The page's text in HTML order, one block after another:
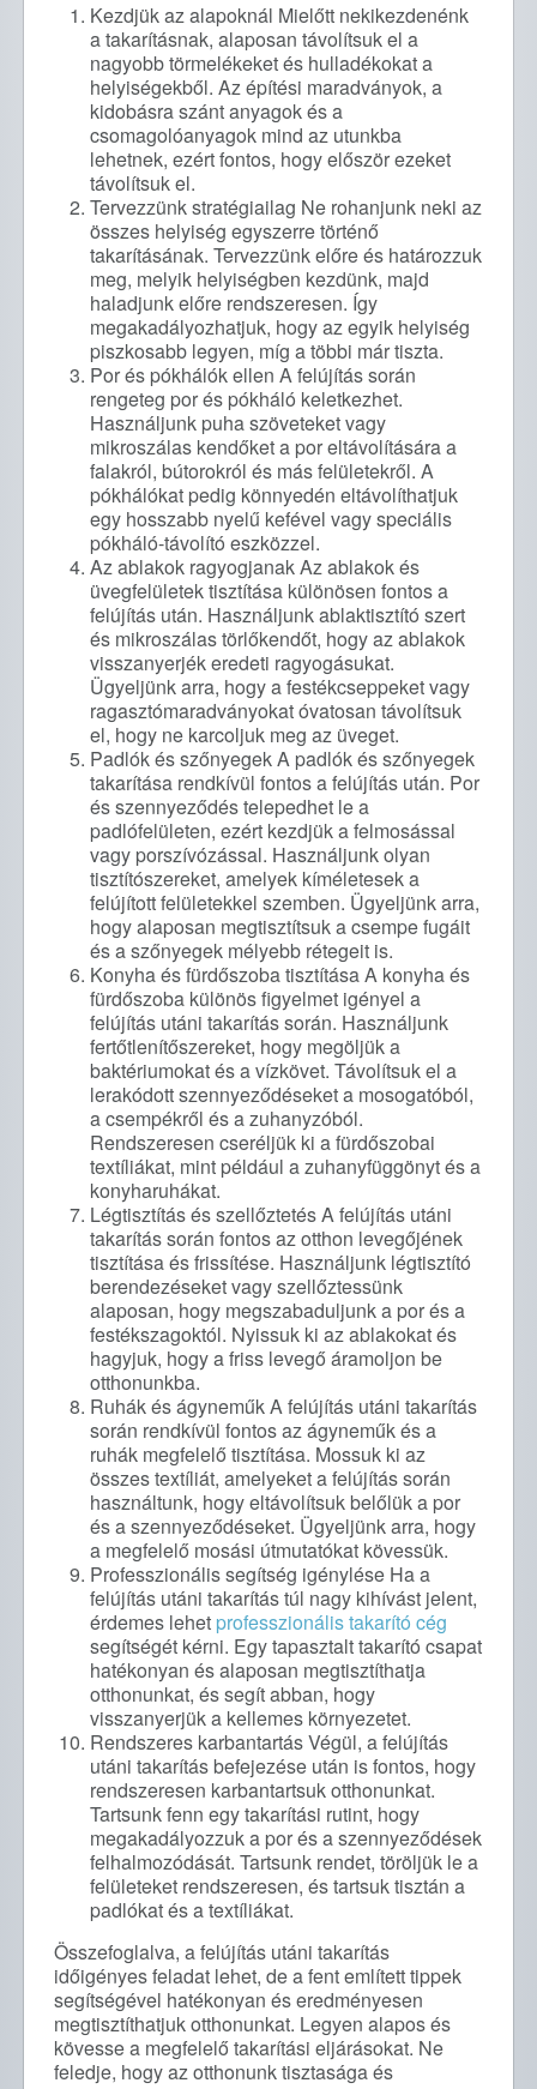
Kezdjük az alapoknál Mielőtt nekikezdenénk
a takarításnak, alaposan távolítsuk el a
nagyobb törmelékeket és hulladékokat a
helyiségekből. Az építési maradványok, a
kidobásra szánt anyagok és a
csomagolóanyagok mind az utunkba
lehetnek, ezért fontos, hogy először ezeket
távolítsuk el.
Tervezzünk stratégiailag Ne rohanjunk neki az
összes helyiség egyszerre történő
takarításának. Tervezzünk előre és határozzuk
meg, melyik helyiségben kezdünk, majd
haladjunk előre rendszeresen. Így
megakadályozhatjuk, hogy az egyik helyiség
piszkosabb legyen, míg a többi már tiszta.
Por és pókhálók ellen A felújítás során
rengeteg por és pókháló keletkezhet.
Használjunk puha szöveteket vagy
mikroszálas kendőket a por eltávolítására a
falakról, bútorokról és más felületekről. A
pókhálókat pedig könnyedén eltávolíthatjuk
egy hosszabb nyelű kefével vagy speciális
pókháló-távolító eszközzel.
Az ablakok ragyogjanak Az ablakok és
üvegfelületek tisztítása különösen fontos a
felújítás után. Használjunk ablaktisztító szert
és mikroszálas törlőkendőt, hogy az ablakok
visszanyerjék eredeti ragyogásukat.
Ügyeljünk arra, hogy a festékcseppeket vagy
ragasztómaradványokat óvatosan távolítsuk
el, hogy ne karcoljuk meg az üveget.
Padlók és szőnyegek A padlók és szőnyegek
takarítása rendkívül fontos a felújítás után. Por
és szennyeződés telepedhet le a
padlófelületen, ezért kezdjük a felmosással
vagy porszívózással. Használjunk olyan
tisztítószereket, amelyek kíméletesek a
felújított felületekkel szemben. Ügyeljünk arra,
hogy alaposan megtisztítsuk a csempe fugáit
és a szőnyegek mélyebb rétegeit is.
Konyha és fürdőszoba tisztítása A konyha és
fürdőszoba különös figyelmet igényel a
felújítás utáni takarítás során. Használjunk
fertőtlenítőszereket, hogy megöljük a
baktériumokat és a vízkövet. Távolítsuk el a
lerakódott szennyeződéseket a mosogatóból,
a csempékről és a zuhanyzóból.
Rendszeresen cseréljük ki a fürdőszobai
textíliákat, mint például a zuhanyfüggönyt és a
konyharuhákat.
Légtisztítás és szellőztetés A felújítás utáni
takarítás során fontos az otthon levegőjének
tisztítása és frissítése. Használjunk légtisztító
berendezéseket vagy szellőztessünk
alaposan, hogy megszabaduljunk a por és a
festékszagoktól. Nyissuk ki az ablakokat és
hagyjuk, hogy a friss levegő áramoljon be
otthonunkba.
Ruhák és ágyneműk A felújítás utáni takarítás
során rendkívül fontos az ágyneműk és a
ruhák megfelelő tisztítása. Mossuk ki az
összes textíliát, amelyeket a felújítás során
használtunk, hogy eltávolítsuk belőlük a por
és a szennyeződéseket. Ügyeljünk arra, hogy
a megfelelő mosási útmutatókat kövessük.
Professzionális segítség igénylése Ha a
felújítás utáni takarítás túl nagy kihívást jelent,
érdemes lehet professzionális takarító cég
segítségét kérni. Egy tapasztalt takarító csapat
hatékonyan és alaposan megtisztíthatja
otthonunkat, és segít abban, hogy
visszanyerjük a kellemes környezetet.
Rendszeres karbantartás Végül, a felújítás
utáni takarítás befejezése után is fontos, hogy
rendszeresen karbantartsuk otthonunkat.
Tartsunk fenn egy takarítási rutint, hogy
megakadályozzuk a por és a szennyeződések
felhalmozódását. Tartsunk rendet, töröljük le a
felületeket rendszeresen, és tartsuk tisztán a
padlókat és a textíliákat.
Összefoglalva, a felújítás utáni takarítás
időigényes feladat lehet, de a fent említett tippek
segítségével hatékonyan és eredményesen
megtisztíthatjuk otthonunkat. Legyen alapos és
kövesse a megfelelő takarítási eljárásokat. Ne
feledje, hogy az otthonunk tisztasága és